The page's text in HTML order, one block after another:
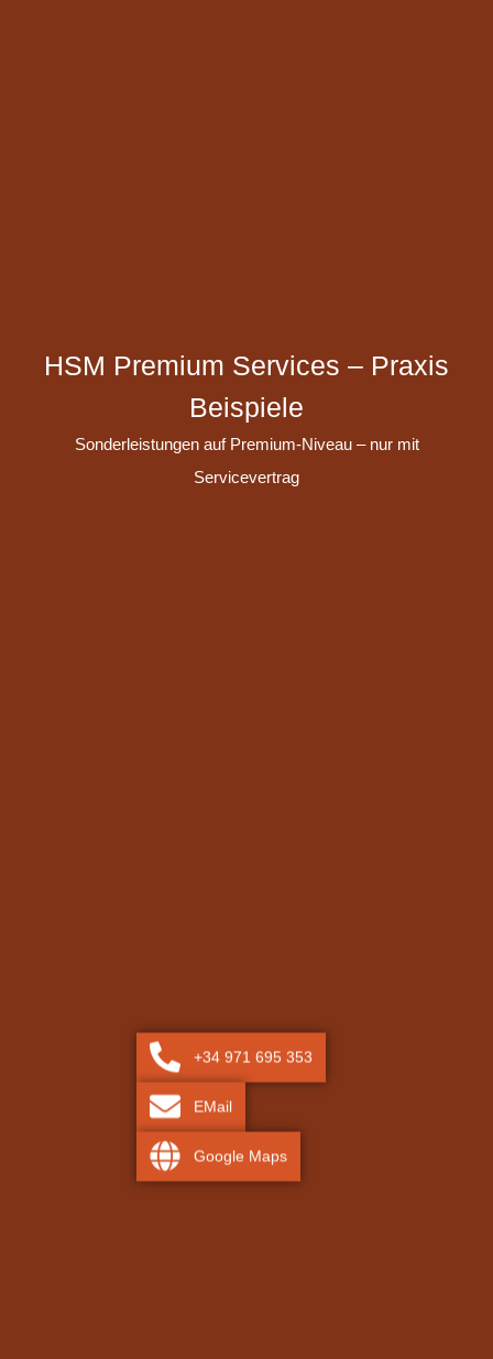
HSM Premium Services – Praxis
Beispiele
Sonderleistungen auf Premium-Niveau – nur mit
Servicevertrag
+34 971 695 353
EMail
Google Maps